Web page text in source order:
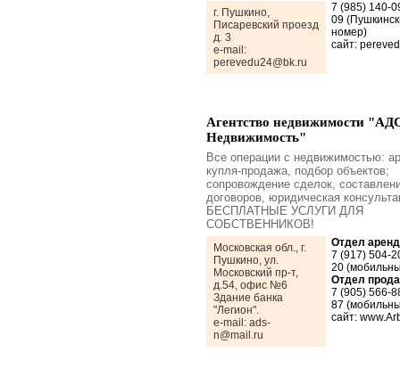
г. Пушкино,
Писаревский проезд
д. 3
e-mail:
perevedu24@bk.ru
7 (985) 140-
09
номер)
сайт:
Агентство недвижимости
Недвижимость"
Все операции с недвижимостью:
купля-продажа, подбор объектов;
сопровождение сделок,
договоров, юридическая
БЕСПЛАТНЫЕ УСЛУГИ ДЛЯ
СОБСТВЕННИКОВ!
Московская обл., г.
Пушкино, ул.
Московский пр-т,
д.54, офис №6
Здание банка
"Легион".
e-mail: ads-
n@mail.ru
Отдел
7 (917) 504-
20
Отдел
7 (905) 566-
87
сайт: